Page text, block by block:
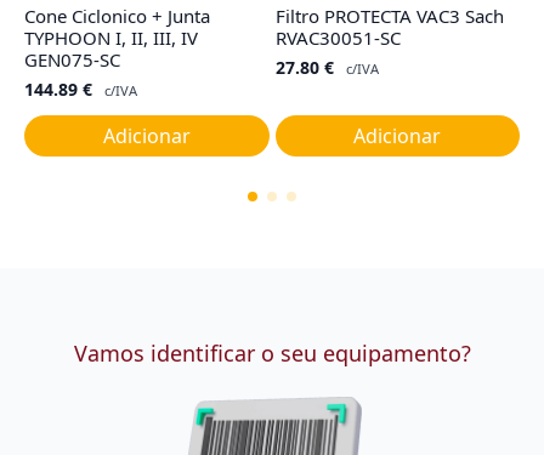
Cone Ciclonico + Junta
TYPHOON I, II, III, IV
GEN075-SC
144.89 € c/IVA
Adicionar
Filtro PROTECTA VAC3 Sach
RVAC30051-SC
27.80 € c/IVA
Adicionar
Vamos identificar o seu equipamento?